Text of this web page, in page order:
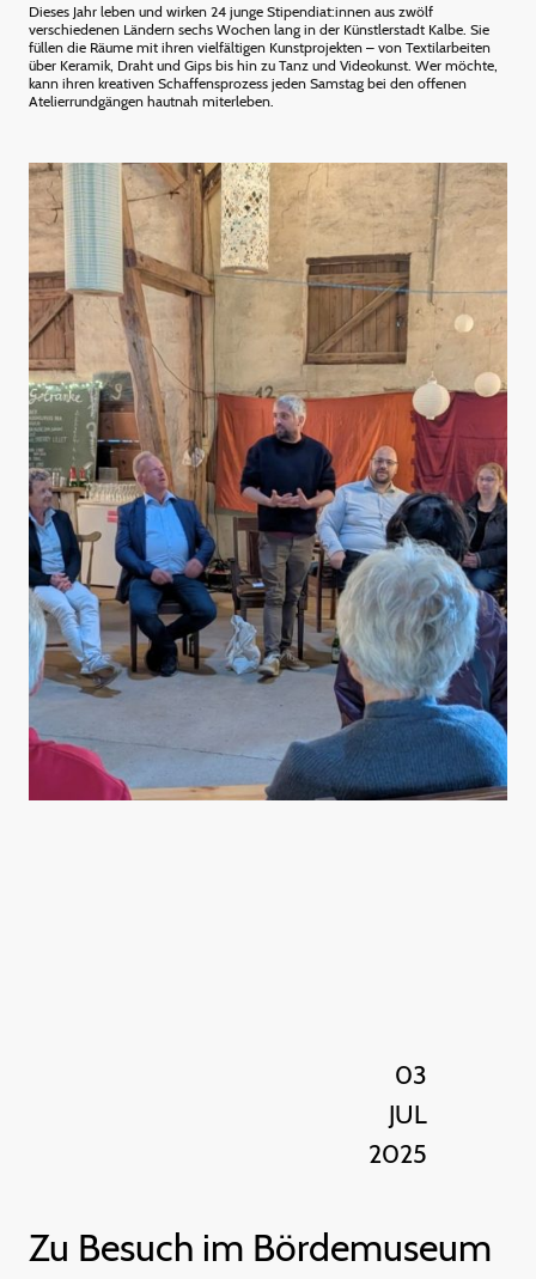
Dieses Jahr leben und wirken 24 junge Stipendiat:innen aus zwölf
verschiedenen Ländern sechs Wochen lang in der Künstlerstadt Kalbe. Sie
füllen die Räume mit ihren vielfältigen Kunstprojekten – von Textilarbeiten
über Keramik, Draht und Gips bis hin zu Tanz und Videokunst. Wer möchte,
kann ihren kreativen Schaffensprozess jeden Samstag bei den offenen
Atelierrundgängen hautnah miterleben.
03
JUL
2025
Zu Besuch im Bördemuseum